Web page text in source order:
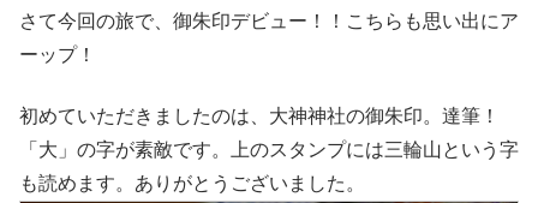
さて今回の旅で、御朱印デビュー！！こちらも思い出にア
ーップ！
初めていただきましたのは、大神神社の御朱印。達筆！
「大」の字が素敵です。上のスタンプには三輪山という字
も読めます。ありがとうございました。